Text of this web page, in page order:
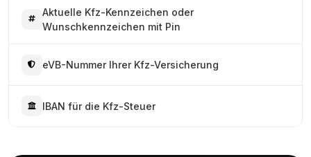
Aktuelle Kfz-Kennzeichen oder
Wunschkennzeichen mit Pin
eVB-Nummer Ihrer Kfz-Versicherung
IBAN für die Kfz-Steuer